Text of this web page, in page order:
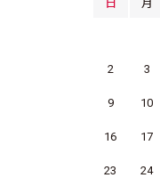
日 月
2 3
9 10
16 17
23 24